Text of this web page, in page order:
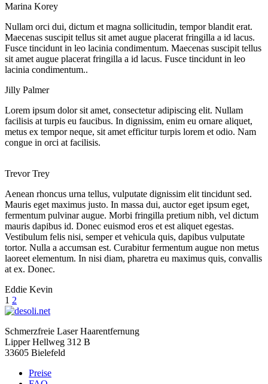
Marina Korey
Nullam orci dui, dictum et magna sollicitudin, tempor blandit erat.
Maecenas suscipit tellus sit amet augue placerat fringilla a id lacus.
Fusce tincidunt in leo lacinia condimentum. Maecenas suscipit tellus
sit amet augue placerat fringilla a id lacus. Fusce tincidunt in leo
lacinia condimentum..
Jilly Palmer
Lorem ipsum dolor sit amet, consectetur adipiscing elit. Nullam
facilisis at turpis eu faucibus. In dignissim, enim eu ornare aliquet,
metus ex tempor neque, sit amet efficitur turpis lorem et odio. Nam
congue in orci at facilisis.
Trevor Trey
Aenean rhoncus urna tellus, vulputate dignissim elit tincidunt sed.
Mauris eget maximus justo. In massa dui, auctor eget ipsum eget,
fermentum pulvinar augue. Morbi fringilla pretium nibh, vel dictum
mauris dapibus id. Donec euismod eros et est aliquet egestas.
Vestibulum felis nisi, semper et vehicula quis, dapibus vulputate
tortor. Nulla a accumsan est. Curabitur fermentum augue non metus
laoreet elementum. In nisi diam, pharetra eu maximus quis, convallis
at ex. Donec.
Eddie Kevin
Posts
navigation
1 2
Schmerzfreie Laser Haarentfernung
Lipper Hellweg 312 B
33605 Bielefeld
Preise